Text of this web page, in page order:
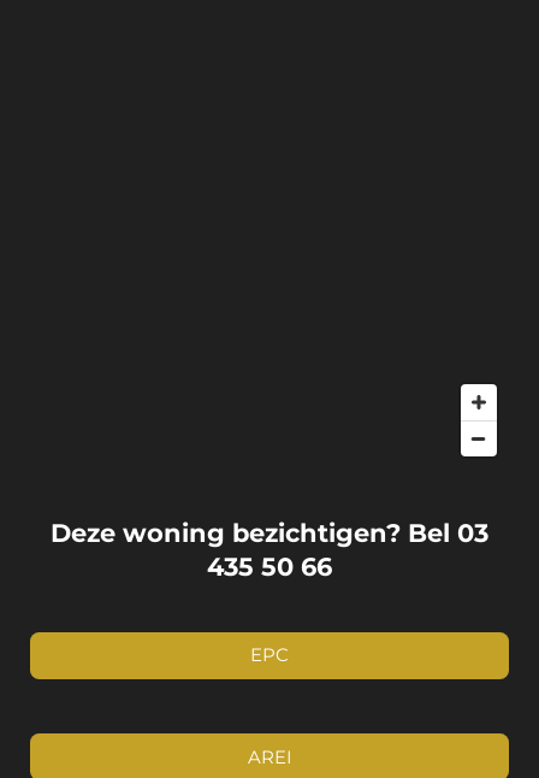
Deze woning bezichtigen? Bel 03
435 50 66
EPC
AREI